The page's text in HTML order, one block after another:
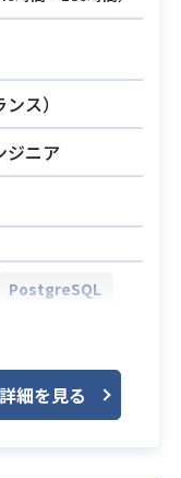
験3年以上
開発経験
てもポジティ
アップをしてい
組める方（受
ミスマッチ）
がある方
ージング環境構
ース管理経験
ス）
ジニア
PostgreSQL
機能の開発を
す。
詳細を見る